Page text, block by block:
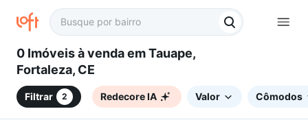
0 Imóveis à venda em Tauape,
Fortaleza, CE
Filtrar 2 Redecore IA Valor Cômodos